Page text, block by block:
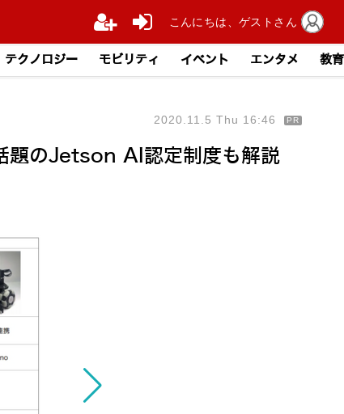
テクノロジー モビリティ イベント エンタメ 教育
題のJetson AI認定制度も解説
2020.11.5 Thu 16:46 PR
こんにちは、ゲストさん